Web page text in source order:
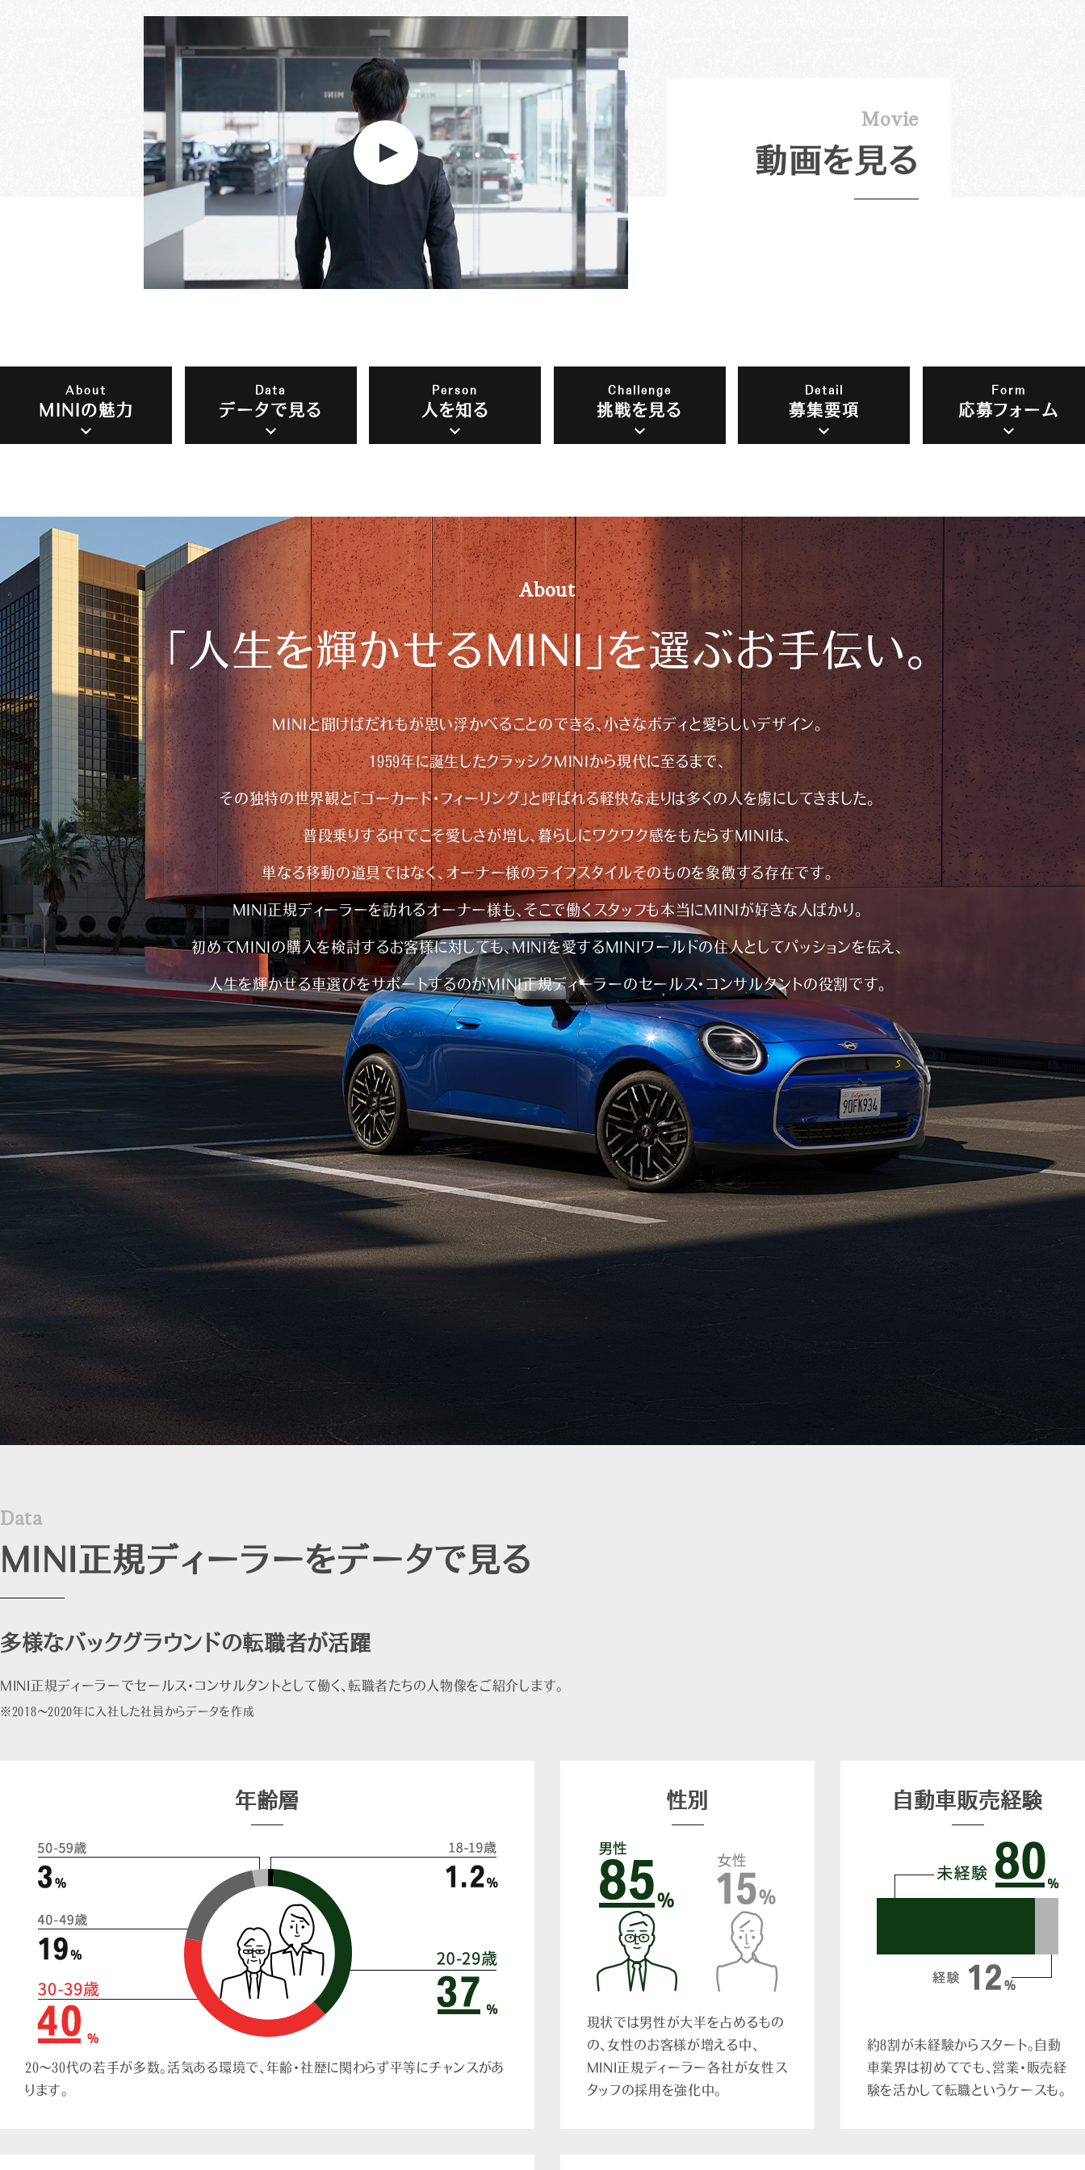
Movie
動画を見る
About
MINIの魅力
Data
データで見る
Person
人を知る
Challenge
挑戦を見る
Detail
募集要項
Form
応募フォーム
About
「人生を輝かせるMINI」を選ぶお手伝い。
MINIと聞けばだれもが思い浮かべることのできる、小さなボディと愛らしいデザイン。
1959年に誕生したクラッシクMINIから現代に至るまで、
その独特の世界観と「ゴーカード・フィーリング」と呼ばれる軽快な走りは多くの人を虜にしてきました。
普段乗りする中でこそ愛しさが増し、暮らしにワクワク感をもたらすMINIは、
単なる移動の道具ではなく、オーナー様のライフスタイルそのものを象徴する存在です。
MINI正規ディーラーを訪れるオーナー様も、そこで働くスタッフも本当にMINIが好きな人ばかり。
初めてMINIの購入を検討するお客様に対しても、MINIを愛するMINIワールドの住人としてパッションを伝え、
人生を輝かせる車選びをサポートするのがMINI正規ディーラーのセールス・コンサルタントの役割です。
Data
MINI正規ディーラーをデータで 見る
多様なバックグラウンドの転職者が活躍
MINI正規ディーラーでセールス・コンサルタントとして働く、転職者たちの人物像をご紹介します。
※2018～2020年に入社した社員からデータを作成
年齢層
20～30代の若手が多数。活気ある環境で、年齢・社歴に関わらず平等にチャンスがあ
ります。
性別
現状では男性が大半を占めるもの
の、女性のお客様が増える中、
MINI正規ディーラー各社が女性ス
タッフの採用を強化中。
自動車販売経験
約8割が未経験からスタート。自動
車業界は初めてでも、営業・販売経
験を活かして転職というケースも。